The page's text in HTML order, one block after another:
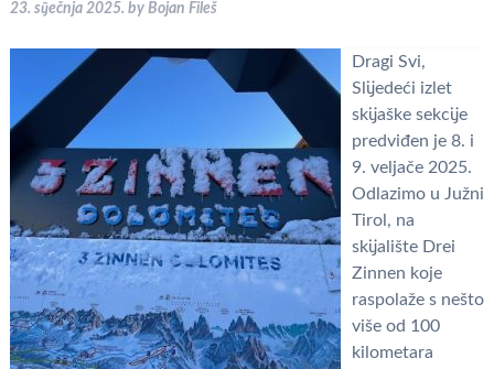
23. siječnja 2025. by Bojan Fileš
Dragi Svi,
Slijedeći izlet
skijaške sekcije
predviđen je 8. i
9. veljače 2025.
Odlazimo u Južni
Tirol, na
skijalište Drei
Zinnen koje
raspolaže s nešto
više od 100
kilometara